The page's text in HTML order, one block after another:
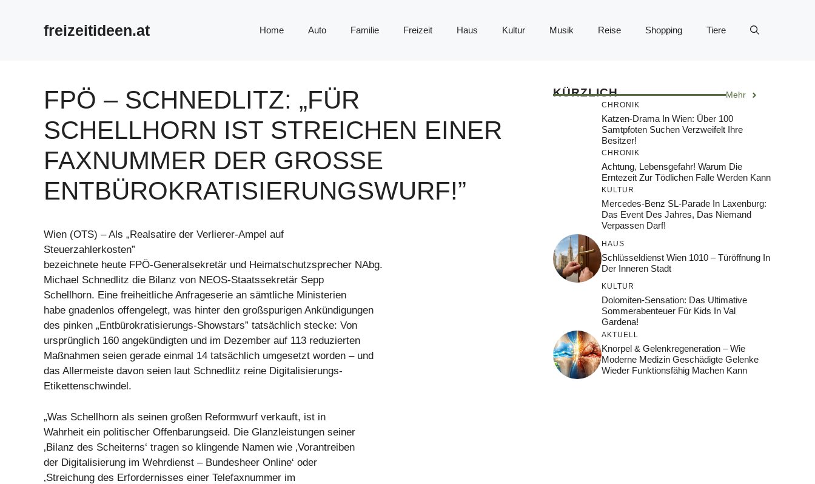
freizeitideen.at Home Auto Familie Freizeit Haus Kultur Musik Reise Shopping Tiere
FPÖ – SCHNEDLITZ: „FÜR
SCHELLHORN IST STREICHEN EINER
FAXNUMMER DER GROSSE E
NTBÜROKRATISIERUNGSWURF!”
Wien (OTS) – Als „Realsatire der Verlierer-Ampel auf
Steuerzahlerkosten”
bezeichnete heute FPÖ-Generalsekretär und Heimatschutzsprecher NAbg.
Michael Schnedlitz die Bilanz von NEOS-Staatssekretär Sepp
Schellhorn. Eine freiheitliche Anfrageserie an sämtliche Ministerien
habe gnadenlos offengelegt, was hinter den großspurigen Ankündigungen
des pinken „Entbürokratisierungs-Showstars” tatsächlich stecke: Von
ursprünglich 160 angekündigten und im Dezember auf 113 reduzierten
Maßnahmen seien gerade einmal 14 tatsächlich umgesetzt worden – und
das Allermeiste davon seien laut Schnedlitz reine Digitalisierungs-
Etikettenschwindel.
„Was Schellhorn als seinen großen Reformwurf verkauft, ist in
Wahrheit ein politischer Offenbarungseid. Die Glanzleistungen seiner
‚Bilanz des Scheiterns‘ tragen so klingende Namen wie ‚Vorantreiben
der Digitalisierung im Wehrdienst – Bundesheer Online‘ oder
‚Streichung des Erfordernisses einer Telefaxnummer im
KÜRZLICH Mehr
CHRONIK
Katzen-Drama In Wien: Über 100
Samtpfoten Suchen Verzweifelt Ihre
Besitzer!
CHRONIK
Achtung, Lebensgefahr! Warum Die
Erntezeit Zur Tödlichen Falle Werden Kann
KULTUR
Mercedes-Benz SL-Parade In Laxenburg:
Das Event Des Jahres, Das Niemand
Verpassen Darf!
HAUS
Schlüsseldienst Wien 1010 – Türöffnung In
Der Inneren Stadt
KULTUR
Dolomiten-Sensation: Das Ultimative
Sommerabenteuer Für Kids In Val
Gardena!
AKTUELL
Knorpel & Gelenkregeneration – Wie
Moderne Medizin Geschädigte Gelenke
Wieder Funktionsfähig Machen Kann